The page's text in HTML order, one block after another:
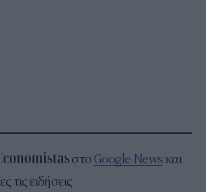
στο Google Newsκαι
τις ειδήσεις